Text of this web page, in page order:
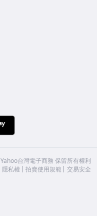
Yahoo台灣電子商務 保留所有權利
隱私權 拍賣使用規範 交易安全